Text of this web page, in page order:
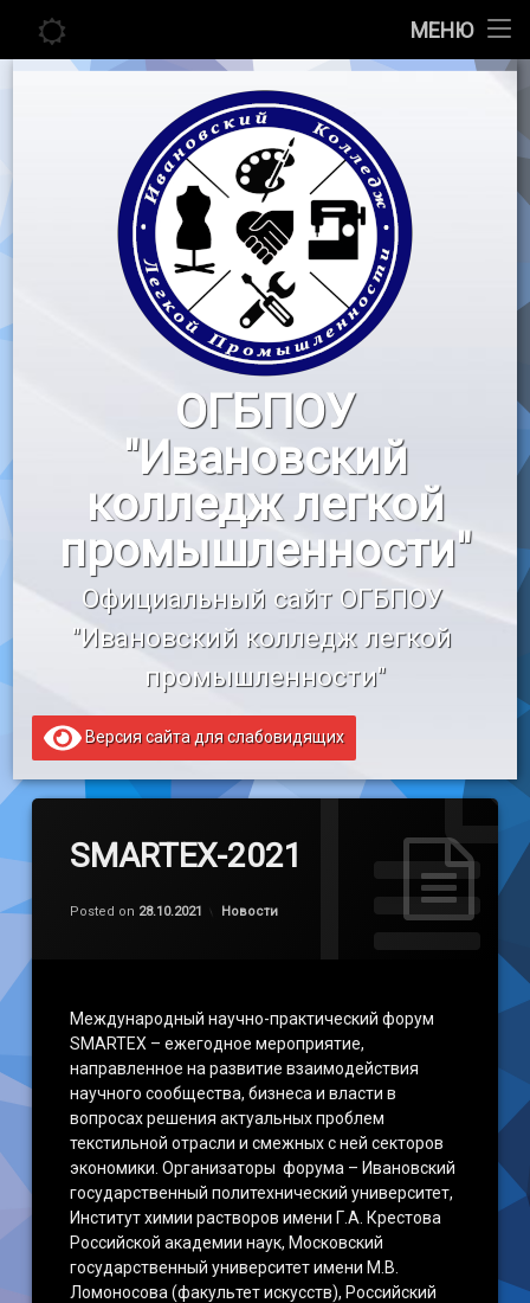
МЕНЮ
Главная
Педагогу
Воспитательная работа
«Профессионалы»
«Профессионалитет»
Образовательный кредит
Перейти
ОГБПОУ
"Ивановский
колледж легкой
промышленности"
Официальный сайт ОГБПОУ
"Ивановский колледж легкой
промышленности"
Версия сайта для слабовидящих
SMARTEX-2021
Posted on 28.10.2021
Обновлено на
by
Категории:
Новости
Международный научно-практический форум
SMARTEX – ежегодное мероприятие,
направленное на развитие взаимодействия
научного сообщества, бизнеса и власти в
вопросах решения актуальных проблем
текстильной отрасли и смежных с ней секторов
экономики. Организаторы форума – Ивановский
государственный политехнический университет,
Институт химии растворов имени Г.А. Крестова
Российской академии наук, Московский
государственный университет имени М.В.
Ломоносова (факультет искусств), Российский